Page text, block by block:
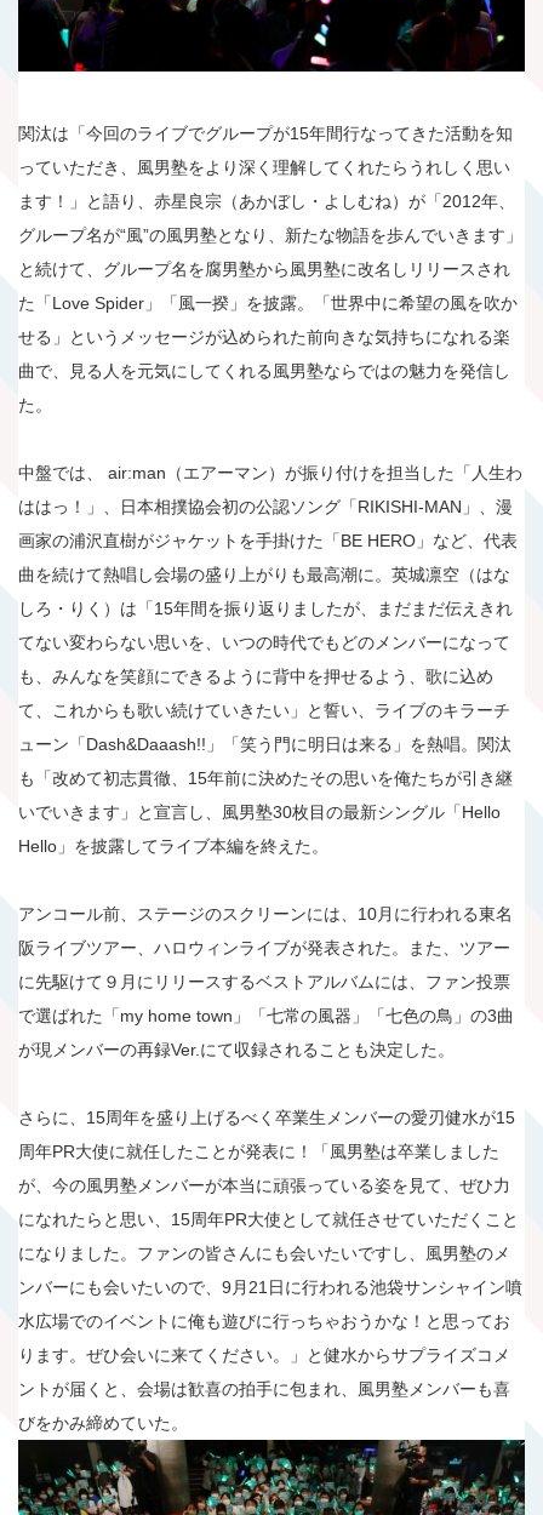
関汰は「今回のライブでグループが15年間行なってきた活動を知
っていただき、風男塾をより深く理解してくれたらうれしく思い
ます！」と語り、赤星良宗（あかぼし・よしむね）が「2012年、
グループ名が“風”の風男塾となり、新たな物語を歩んでいきます」
と続けて、グループ名を腐男塾から風男塾に改名しリリースされ
た「Love Spider」「風一揆」を披露。「世界中に希望の風を吹か
せる」というメッセージが込められた前向きな気持ちになれる楽
曲で、見る人を元気にしてくれる風男塾ならではの魅力を発信し
た。
中盤では、 air:man（エアーマン）が振り付けを担当した「人生わ
ははっ！」、日本相撲協会初の公認ソング「RIKISHI-MAN」、漫
画家の浦沢直樹がジャケットを手掛けた「BE HERO」など、代表
曲を続けて熱唱し会場の盛り上がりも最高潮に。英城凛空（はな
しろ・りく）は「15年間を振り返りましたが、まだまだ伝えきれ
てない変わらない思いを、いつの時代でもどのメンバーになって
も、みんなを笑顔にできるように背中を押せるよう、歌に込め
て、これからも歌い続けていきたい」と誓い、ライブのキラーチ
ューン「Dash&Daaash!!」「笑う門に明日は来る」を熱唱。関汰
も「改めて初志貫徹、15年前に決めたその思いを俺たちが引き継
いでいきます」と宣言し、風男塾30枚目の最新シングル「Hello
Hello」を披露してライブ本編を終えた。
アンコール前、ステージのスクリーンには、10月に行われる東名
阪ライブツアー、ハロウィンライブが発表された。また、ツアー
に先駆けて９月にリリースするベストアルバムには、ファン投票
で選ばれた「my home town」「七常の風器」「七色の鳥」の3曲
が現メンバーの再録Ver.にて収録されることも決定した。
さらに、15周年を盛り上げるべく卒業生メンバーの愛刃健水が15
周年PR大使に就任したことが発表に！「風男塾は卒業しました
が、今の風男塾メンバーが本当に頑張っている姿を見て、ぜひ力
になれたらと思い、15周年PR大使として就任させていただくこと
になりました。ファンの皆さんにも会いたいですし、風男塾のメ
ンバーにも会いたいので、9月21日に行われる池袋サンシャイン噴
水広場でのイベントに俺も遊びに行っちゃおうかな！と思ってお
ります。ぜひ会いに来てください。」と健水からサプライズコメ
ントが届くと、会場は歓喜の拍手に包まれ、風男塾メンバーも喜
びをかみ締めていた。